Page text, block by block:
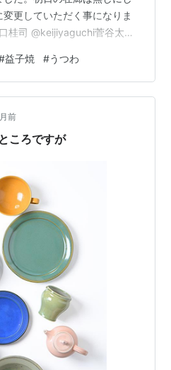
更していただく事になりま
桂司 @keijiyaguchi菅谷太良
在廊数納賢一お客様の来廊
ください。公共交通機関が
せん。お車での来廊予定の
細心の注意をお願い致しま
7/12まであります。どう
益子焼 #うつわ
前
ころですが